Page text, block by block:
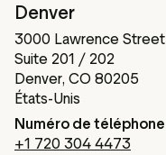
Denver
3000 Lawrence Street
Suite 201 / 202
Denver, CO 80205
États-Unis
Numéro de téléphone
+1 720 304 4473